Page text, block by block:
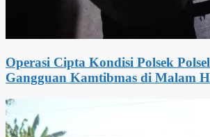
Operasi Cipta Kondisi Polsek
Gangguan Kamtibmas di Malam